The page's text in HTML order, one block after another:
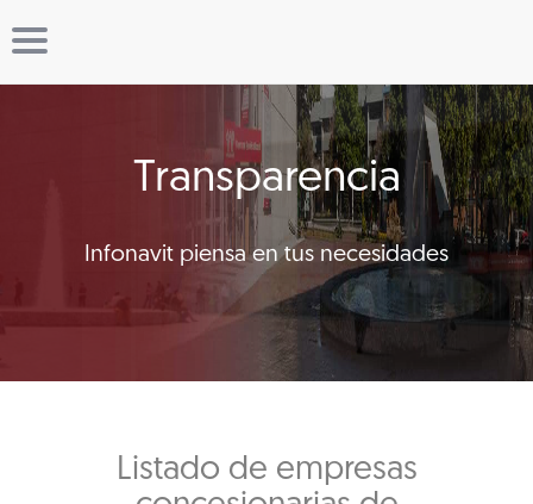
Transparencia
Infonavit piensa en tus necesidades
Listado de empresas